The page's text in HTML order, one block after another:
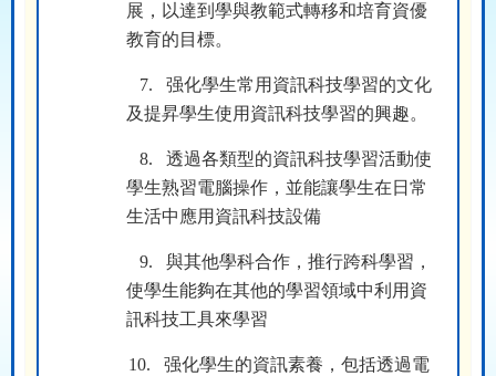
展，以達到學與教範式轉移和培育資優
教育的目標。
7.
强化學生常用資訊科技學習的文化
及提昇學生使用資訊科技學習的興趣。
8.
透過各類型的資訊科技學習活動使
學生熟習電腦操作，並能讓學生在日常
生活中應用資訊科技設備
9.
與其他學科合作，推行跨科學習，
使學生能夠在其他的學習領域中利用資
訊科技工具來學習
10.
强化學生的資訊素養，包括透過電